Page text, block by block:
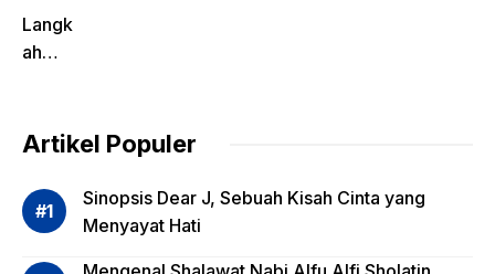
Langk
ah
dalam
si
Risiko
Artikel Populer
Sinopsis Dear J, Sebuah Kisah Cinta yang
Menyayat Hati